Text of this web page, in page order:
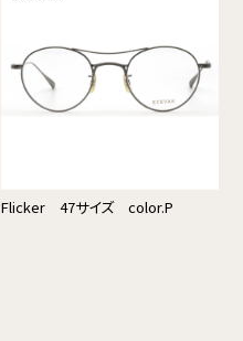
Flicker 47サイズ color.P